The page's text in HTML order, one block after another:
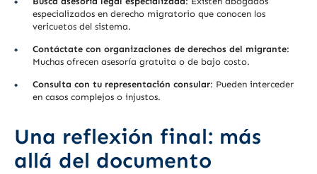
especializados en derecho migratorio que conocen los
vericuetos del sistema.
Contáctate con organizaciones de derechos del migrante:
Muchas ofrecen asesoría gratuita o de bajo costo.
Consulta con tu representación consular: Pueden interceder
en casos complejos o injustos.
Una reflexión final: más
allá del documento